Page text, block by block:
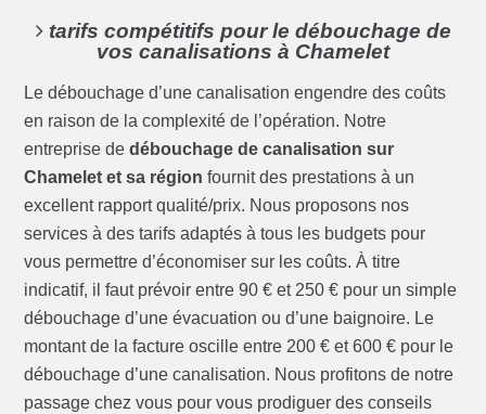
tarifs compétitifs pour le débouchage de
vos canalisations à Chamelet
Le débouchage d’une canalisation engendre des coûts
en raison de la complexité de l’opération. Notre
entreprise dedébouchage de canalisation sur
Chamelet et sa région fournit des prestations à un
excellent rapport qualité/prix. Nous proposons nos
services à des tarifs adaptés à tous les budgets pour
vous permettre d’économiser sur les coûts. À titre
indicatif, il faut prévoir entre 90 € et 250 € pour un simple
débouchage d’une évacuation ou d’une baignoire. Le
montant de la facture oscille entre 200 € et 600 € pour le
débouchage d’une canalisation. Nous profitons de notre
passage chez vous pour vous prodiguer des conseils